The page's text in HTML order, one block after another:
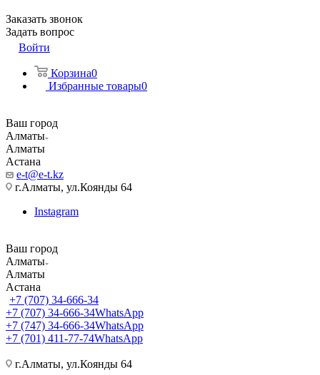
Заказать звонок
Задать вопрос
Войти
Корзина0
Избранные товары0
Ваш город
Алматы
Алматы
Астана
e-t@e-t.kz
г.Алматы, ул.Коянды 64
Instagram
Ваш город
Алматы
Алматы
Астана
+7 (707) 34-666-34
+7 (707) 34-666-34WhatsApp
+7 (747) 34-666-34WhatsApp
+7 (701) 411-77-74WhatsApp
г.Алматы, ул.Коянды 64